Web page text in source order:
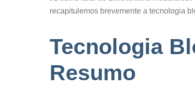
recapitulemos brevemente a tecnologia
Tecnologia
Resumo